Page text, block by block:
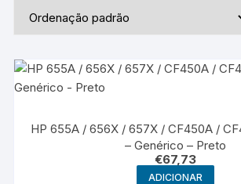
HP 655A / 656X / 657X / CF450A /
– Genérico – Preto
€67,73
ADICIONAR